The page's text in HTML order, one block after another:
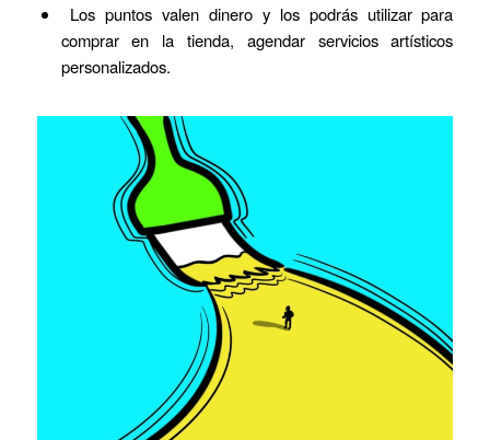
Los puntos valen dinero y los podrás utilizar para
comprar en la tienda, agendar servicios artísticos
personalizados.